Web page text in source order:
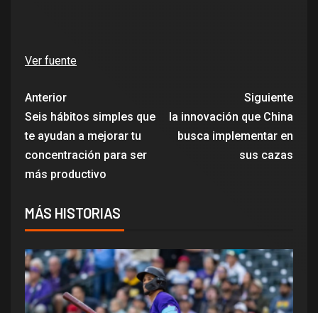
Ver fuente
Anterior
Seis hábitos simples que
te ayudan a mejorar tu
concentración para ser
más productivo
Siguiente
la innovación que China
busca implementar en
sus cazas
MÁS HISTORIAS